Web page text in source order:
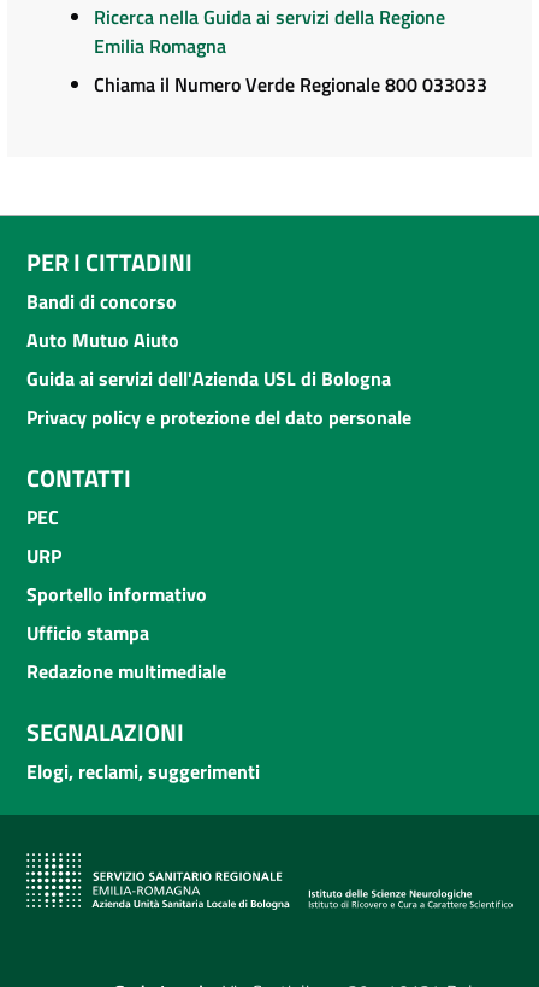
Ricerca nella Guida ai servizi della Regione
Emilia Romagna
Chiama il Numero Verde Regionale 800 033033
PER I CITTADINI
Bandi di concorso
Auto Mutuo Aiuto
Guida ai servizi dell'Azienda USL di Bologna
Privacy policy e protezione del dato personale
CONTATTI
PEC
URP
Sportello informativo
Ufficio stampa
Redazione multimediale
SEGNALAZIONI
Elogi, reclami, suggerimenti